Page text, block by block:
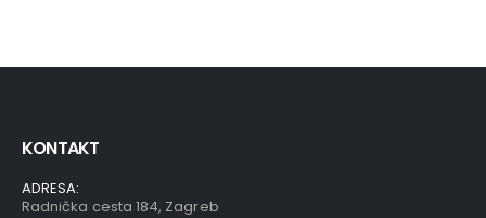
KONTAKT
ADRESA:
Radnička cesta 184, Zagreb